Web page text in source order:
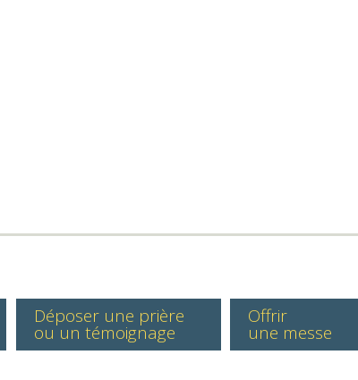
Déposer une prière
ou un témoignage
Offrir
une messe